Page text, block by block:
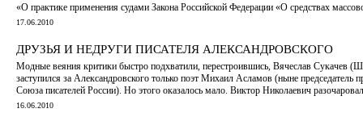
«О практике применения судами Закона Российской Федерации «О средствах
17.06.2010
ДРУЗЬЯ И НЕДРУГИ ПИСАТЕЛЯ АЛЕКСАНДРОВСКОГО
Модные веяния критики быстро подхватили, перестроившись, Вячеслав Сукачев
заступился за Александровского только поэт Михаил Асламов (ныне председатель
Союза писателей России). Но этого оказалось мало. Виктор Николаевич
16.06.2010